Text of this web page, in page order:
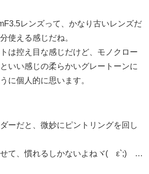
レンズって、かなり古いレンズだ
使える感じだね。
は控え目な感じだけど、モノクロー
いい感じの柔らかいグレートーンに
に個人的に思います。
ーだと、微妙にピントリングを回し
て、慣れるしかないよねヾ(´ε`;)ゝ…